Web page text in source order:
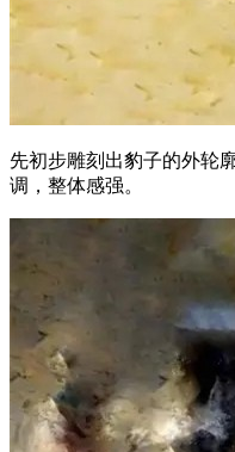
先初步雕刻出豹子的外轮
调，整体感强。